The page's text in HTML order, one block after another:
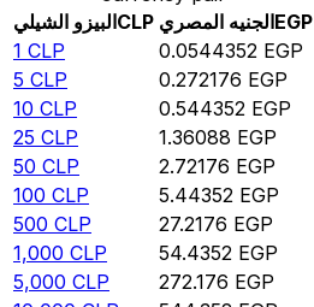
البيزو الشيليCLP الجنيه المصريEGP
1 CLP 0.0544352 EGP
5 CLP 0.272176 EGP
10 CLP 0.544352 EGP
25 CLP 1.36088 EGP
50 CLP 2.72176 EGP
100 CLP 5.44352 EGP
500 CLP 27.2176 EGP
1,000 CLP 54.4352 EGP
5,000 CLP 272.176 EGP